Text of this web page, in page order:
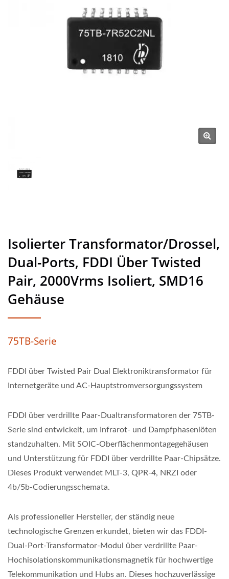
SCIENTIFIC CO., LTD.
Isolierter Transformator/Drossel,
Dual-Ports, FDDI Über Twisted
Pair, 2000Vrms Isoliert, SMD16
Gehäuse
75TB-Serie
FDDI über Twisted Pair Dual Elektroniktransformator für
Internetgeräte und AC-Hauptstromversorgungssystem
FDDI über verdrillte Paar-Dualtransformatoren der 75TB-
Serie sind entwickelt, um Infrarot- und Dampfphasenlöten
standzuhalten. Mit SOIC-Oberflächenmontagegehäusen
und Unterstützung für FDDI über verdrillte Paar-Chipsätze.
Dieses Produkt verwendet MLT-3, QPR-4, NRZI oder
4b/5b-Codierungsschemata.
Als professioneller Hersteller, der ständig neue
technologische Grenzen erkundet, bieten wir das FDDI-
Dual-Port-Transformator-Modul über verdrillte Paar-
Hochisolationskommunikationsmagnetik für hochwertige
Telekommunikation und Hubs an. Dieses hochzuverlässige